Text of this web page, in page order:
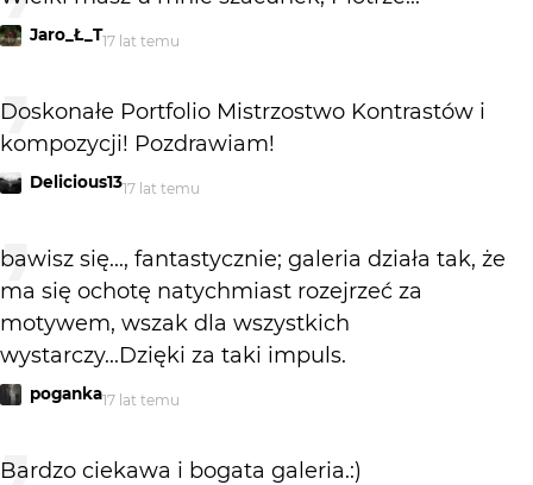
Jaro_Ł_T17 lat temu
Doskonałe Portfolio Mistrzostwo Kontrastów i
kompozycji! Pozdrawiam!
Delicious1317 lat temu
bawisz się..., fantastycznie; galeria działa tak, że
ma się ochotę natychmiast rozejrzeć za
motywem, wszak dla wszystkich
wystarczy...Dzięki za taki impuls.
poganka17 lat temu
Bardzo ciekawa i bogata galeria.:)